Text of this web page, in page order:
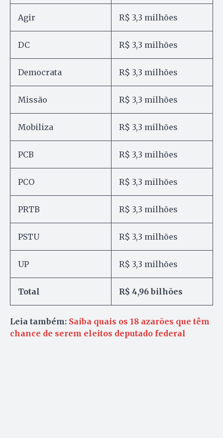
Agir R$ 3,3 milhões
DC R$ 3,3 milhões
Democrata R$ 3,3 milhões
Missão R$ 3,3 milhões
Mobiliza R$ 3,3 milhões
PCB R$ 3,3 milhões
PCO R$ 3,3 milhões
PRTB R$ 3,3 milhões
PSTU R$ 3,3 milhões
UP R$ 3,3 milhões
Total R$ 4,96 bilhões
Leia também: Saiba quais os 18 azarões que têm
chance de serem eleitos deputado federal